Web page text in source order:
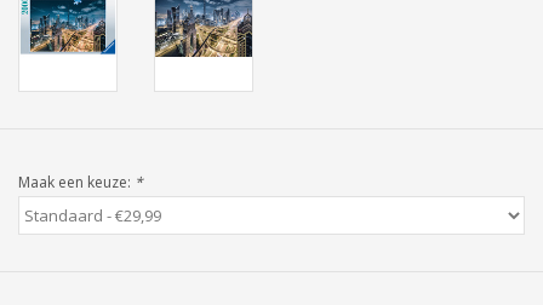
Pasen
Maak een keuze: *